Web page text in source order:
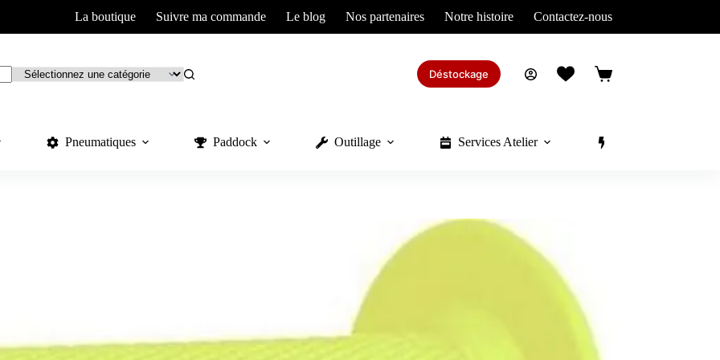
La boutique Suivre ma commande Le blog Nos partenaires Notre histoire Contactez-nous
Déstockage
Panier
Pneumatiques Paddock Outillage Services Atelier